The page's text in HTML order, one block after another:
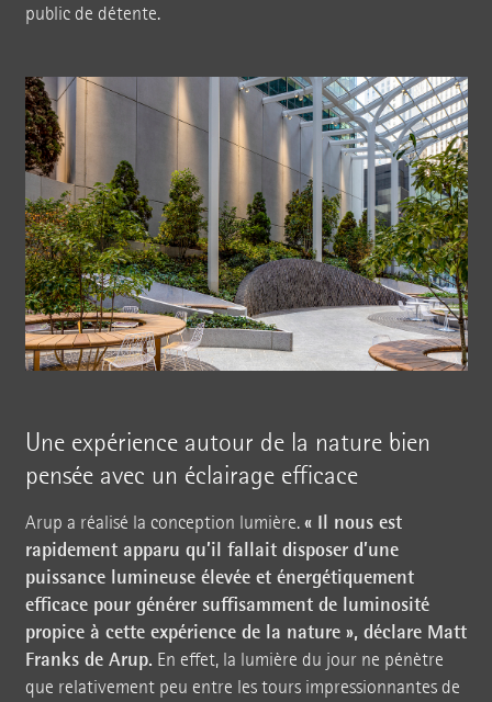
public de détente.
Une expérience autour de la nature bien
pensée avec un éclairage efficace
Arup a réalisé la conception lumière.« Il nous est
rapidement apparu qu’il fallait disposer d’une
puissance lumineuse élevée et énergétiquement
efficace pour générer suffisamment de luminosité
propice à cette expérience de la nature », déclare Matt
Franks de Arup. En effet, la lumière du jour ne pénètre
que relativement peu entre les tours impressionnantes de